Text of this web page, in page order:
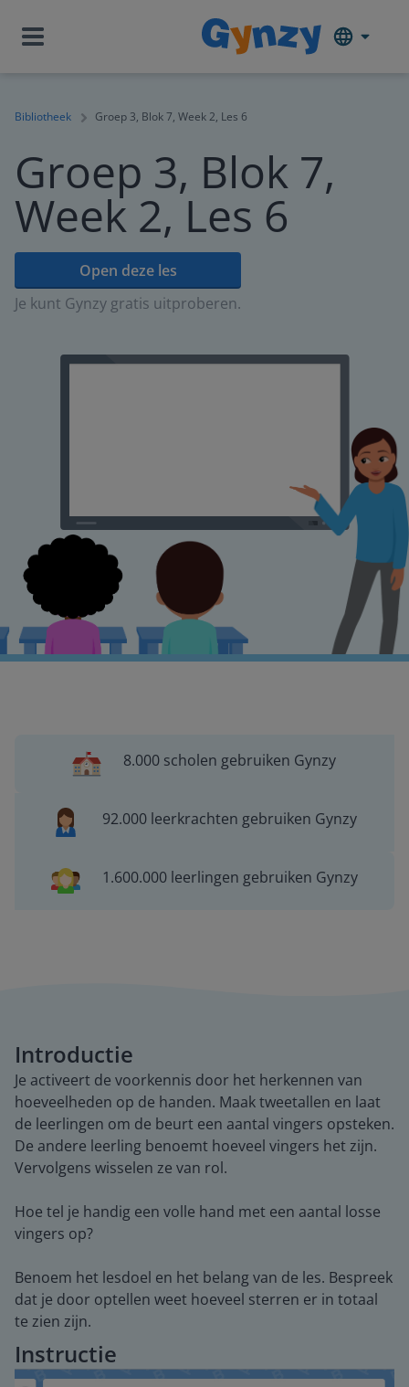
Bibliotheek Groep 3, Blok 7, Week 2, Les 6
Groep 3, Blok 7,
Week 2, Les 6
Open deze les
Je kunt Gynzy gratis uitproberen.
8.000 scholen gebruiken Gynzy
92.000 leerkrachten gebruiken Gynzy
1.600.000 leerlingen gebruiken Gynzy
Introductie
Je activeert de voorkennis door het herkennen van
hoeveelheden op de handen. Maak tweetallen en laat
de leerlingen om de beurt een aantal vingers opsteken.
De andere leerling benoemt hoeveel vingers het zijn.
Vervolgens wisselen ze van rol.
Hoe tel je handig een volle hand met een aantal losse
vingers op?
Benoem het lesdoel en het belang van de les. Bespreek
dat je door optellen weet hoeveel sterren er in totaal
te zien zijn.
Instructie